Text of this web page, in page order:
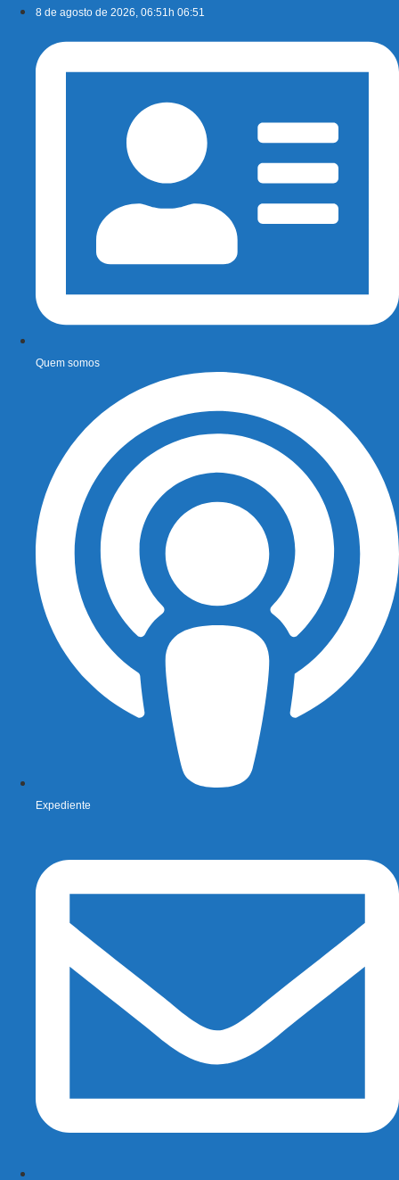
conteúdo
8 de agosto de 2026, 06:51h 06:51
Quem somos
Expediente